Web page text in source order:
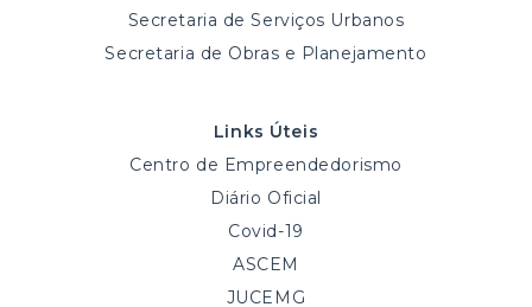
Secretaria de Serviços Urbanos
Secretaria de Obras e Planejamento
Links Úteis
Centro de Empreendedorismo
Diário Oficial
Covid-19
ASCEM
JUCEMG